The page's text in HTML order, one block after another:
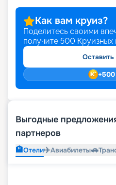
Как вам круиз?
Поделитесь своими
получите 500 Круизных
Оставить
+500
Выгодные
партнеров
🏨Отели✈️Авиабилеты🚗